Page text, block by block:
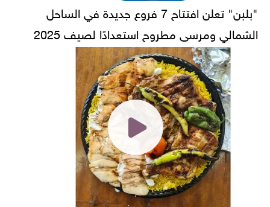
"بلبن" تعلن افتتاح 7 فروع جديدة في الساحل
الشمالي ومرسى مطروح استعدادًا لصيف 2025